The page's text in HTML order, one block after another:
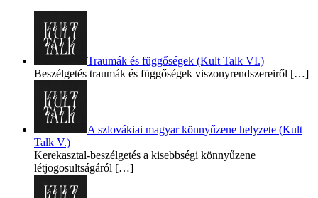
Traumák és függőségek (Kult Talk VI.)
Beszélgetés traumák és függőségek viszonyrendszereiről […]
A szlovákiai magyar könnyűzene helyzete (Kult
Talk V.)
Kerekasztal-beszélgetés a kisebbségi könnyűzene
létjogosultságáról […]